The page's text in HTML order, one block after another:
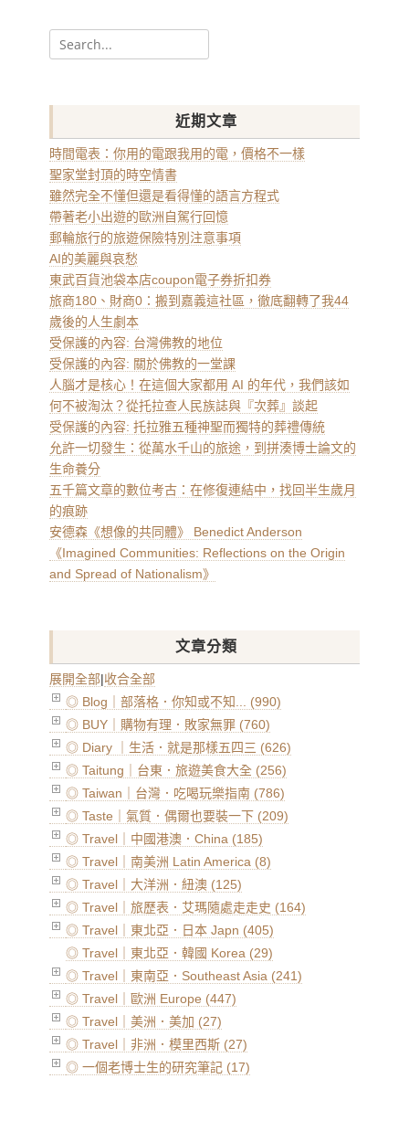
Search
for:
近期文章
時間電表：你用的電跟我用的電，價格不一樣
聖家堂封頂的時空情書
雖然完全不懂但還是看得懂的語言方程式
帶著老小出遊的歐洲自駕行回憶
郵輪旅行的旅遊保險特別注意事項
AI的美麗與哀愁
東武百貨池袋本店coupon電子券折扣券
旅商180、財商0：搬到嘉義這社區，徹底翻轉了我44
歲後的人生劇本
受保護的內容: 台灣佛教的地位
受保護的內容: 關於佛教的一堂課
人腦才是核心！在這個大家都用 AI 的年代，我們該如
何不被淘汰？從托拉查人民族誌與『次葬』談起
受保護的內容: 托拉雅五種神聖而獨特的葬禮傳統
允許一切發生：從萬水千山的旅途，到拼湊博士論文的
生命養分
五千篇文章的數位考古：在修復連結中，找回半生歲月
的痕跡
安德森《想像的共同體》 Benedict Anderson
《Imagined Communities: Reflections on the Origin
and Spread of Nationalism》
文章分類
展開全部|收合全部
◎ Blog｜部落格．你知或不知... (990)
◎ BUY｜購物有理．敗家無罪 (760)
◎ Diary ｜生活．就是那樣五四三 (626)
◎ Taitung｜台東．旅遊美食大全 (256)
◎ Taiwan｜台灣．吃喝玩樂指南 (786)
◎ Taste｜氣質．偶爾也要裝一下 (209)
◎ Travel｜中國港澳．China (185)
◎ Travel｜南美洲 Latin America (8)
◎ Travel｜大洋洲．紐澳 (125)
◎ Travel｜旅歷表．艾瑪隨處走走史 (164)
◎ Travel｜東北亞．日本 Japn (405)
◎ Travel｜東北亞．韓國 Korea (29)
◎ Travel｜東南亞．Southeast Asia (241)
◎ Travel｜歐洲 Europe (447)
◎ Travel｜美洲．美加 (27)
◎ Travel｜非洲．模里西斯 (27)
◎ 一個老博士生的研究筆記 (17)